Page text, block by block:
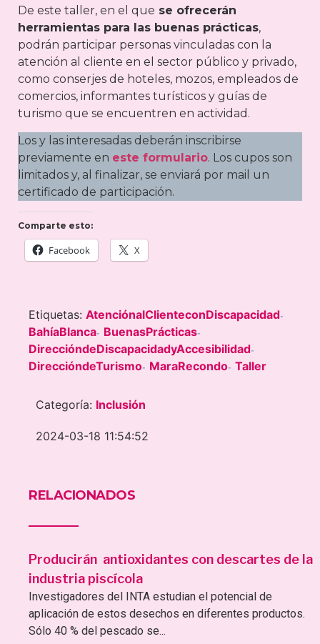
De este taller, en el que se ofrecerán
herramientas para las buenas prácticas,
podrán participar personas vinculadas con la
atención al cliente en el sector público y privado,
como conserjes de hoteles, mozos, empleados de
comercios, informantes turísticos y guías de
turismo que se encuentren en actividad.
Los y las interesadas deberán inscribirse
previamente en este formulario. Los cupos son
limitados y, al finalizar, se enviará por mail un
certificado de participación.
Comparte esto:
Facebook X
Etiquetas: AtenciónalClienteconDiscapacidad-
BahíaBlanca- BuenasPrácticas-
DireccióndeDiscapacidadyAccesibilidad-
DireccióndeTurismo- MaraRecondo- Taller
Categoría: Inclusión
2024-03-18 11:54:52
RELACIONADOS
Producirán antioxidantes con descartes de la
industria piscícola
Investigadores del INTA estudian el potencial de
aplicación de estos desechos en diferentes productos.
Sólo 40 % del pescado se...